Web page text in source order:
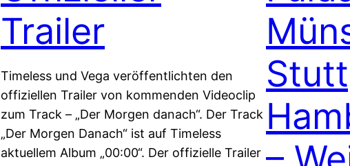
Trailer
Timeless und Vega veröffentlichten den
offiziellen Trailer von kommenden Videoclip
zum Track – „Der Morgen danach“. Der Track
„Der Morgen Danach“ ist auf Timeless
aktuellem Album „00:00“. Der offizielle Trailer